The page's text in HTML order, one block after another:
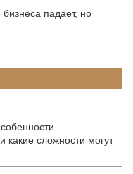
бизнеса падает, но
какие сложности могут